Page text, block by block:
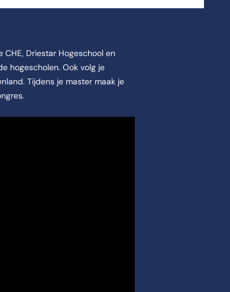
CHE, Driestar Hogeschool en
hogescholen. Ook volg je
Tijdens je master maak je